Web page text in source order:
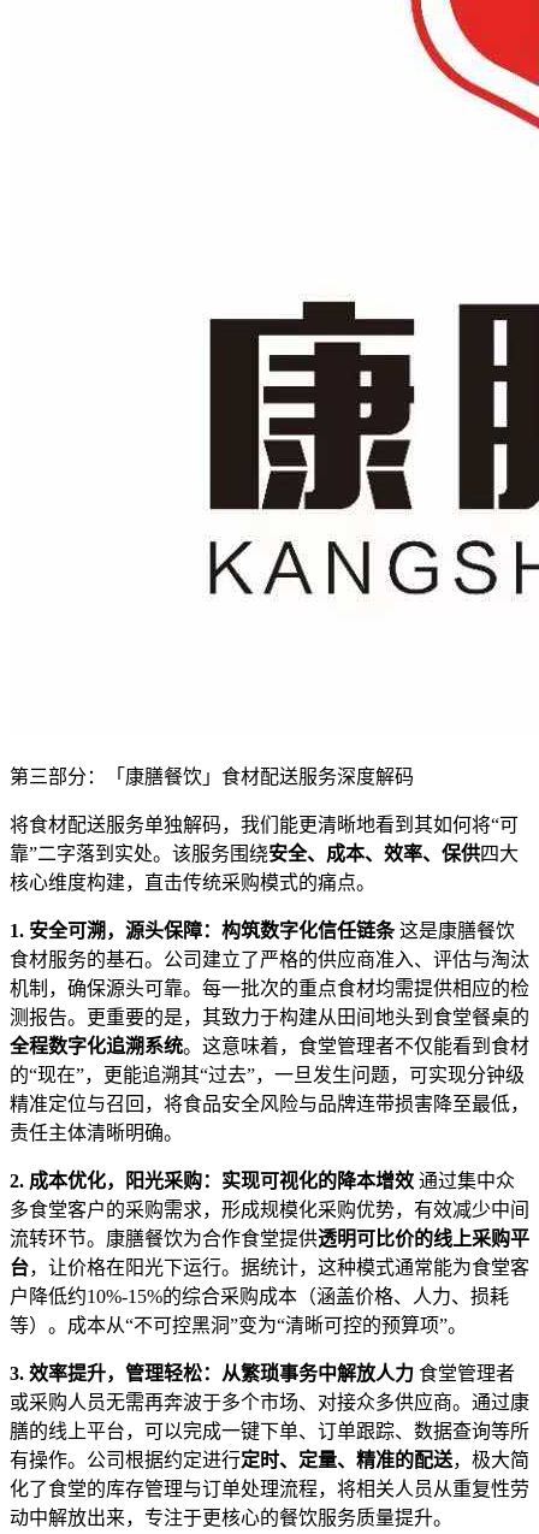
第三部分：「康膳餐饮」食材配送服务深度解码
将食材配送服务单独解码，我们能更清晰地看到其如何将“可
靠”二字落到实处。该服务围绕安全、成本、效率、保供四大
核心维度构建，直击传统采购模式的痛点。
1. 安全可溯，源头保障：构筑数字化信任链条这是康膳餐饮
食材服务的基石。公司建立了严格的供应商准入、评估与淘汰
机制，确保源头可靠。每一批次的重点食材均需提供相应的检
测报告。更重要的是，其致力于构建从田间地头到食堂餐桌的
全程数字化追溯系统。这意味着，食堂管理者不仅能看到食材
的“现在”，更能追溯其“过去”，一旦发生问题，可实现分钟级
精准定位与召回，将食品安全风险与品牌连带损害降至最低，
责任主体清晰明确。
2. 成本优化，阳光采购：实现可视化的降本增效 通过集中众
多食堂客户的采购需求，形成规模化采购优势，有效减少中间
流转环节。康膳餐饮为合作食堂提供透明可比价的线上采购平
台，让价格在阳光下运行。据统计，这种模式通常能为食堂客
户降低约10%-15%的综合采购成本（涵盖价格、人力、损耗
等）。成本从“不可控黑洞”变为“清晰可控的预算项”。
3. 效率提升，管理轻松：从繁琐事务中解放人力 食堂管理者
或采购人员无需再奔波于多个市场、对接众多供应商。通过康
膳的线上平台，可以完成一键下单、订单跟踪、数据查询等所
有操作。公司根据约定进行定时、定量、精准的配送，极大简
化了食堂的库存管理与订单处理流程，将相关人员从重复性劳
动中解放出来，专注于更核心的餐饮服务质量提升。